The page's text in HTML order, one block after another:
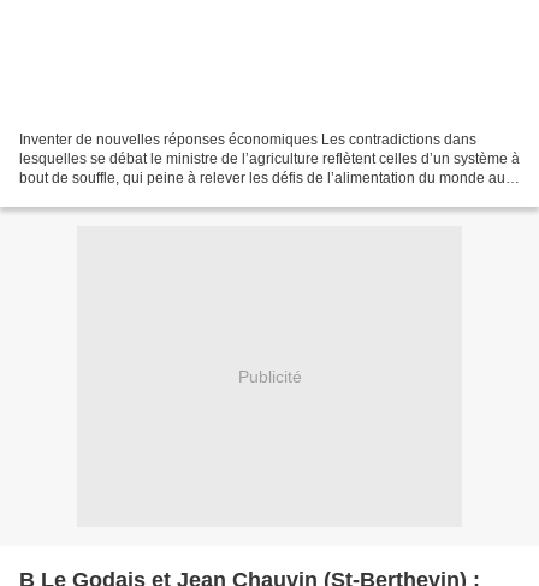
Inventer de nouvelles réponses économiques Les contradictions dans
lesquelles se débat le ministre de l’agriculture reflètent celles d’un système à
bout de souffle, qui peine à relever les défis de l’alimentation du monde au
Publicité
B Le Godais et Jean Chauvin (St-Berthevin) :